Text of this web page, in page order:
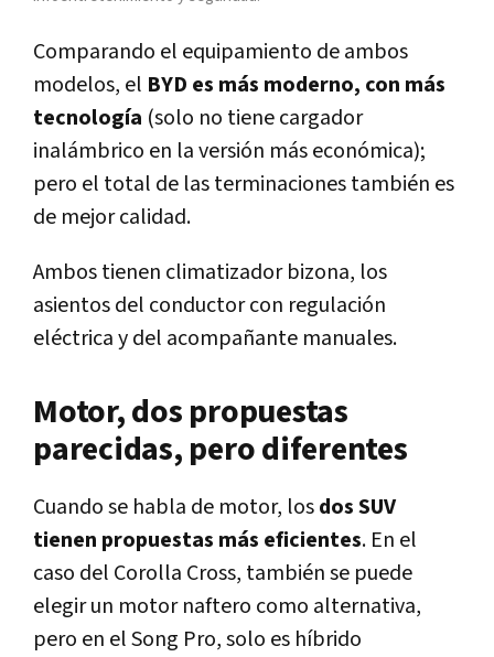
Comparando el equipamiento de ambos
modelos, el BYD es más moderno, con más
tecnología (solo no tiene cargador
inalámbrico en la versión más económica);
pero el total de las terminaciones también es
de mejor calidad.
Ambos tienen climatizador bizona, los
asientos del conductor con regulación
eléctrica y del acompañante manuales.
Motor, dos propuestas
parecidas, pero diferentes
Cuando se habla de motor, losdos SUV
tienen propuestas más eficientes. En el
caso del Corolla Cross, también se puede
elegir un motor naftero como alternativa,
pero en el Song Pro, solo es híbrido